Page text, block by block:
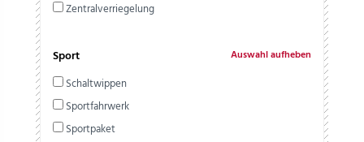
Zentralverriegelung
Sport Auswahl aufheben
Schaltwippen
Sportfahrwerk
Sportpaket